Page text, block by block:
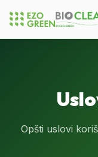
Opšti uslovi